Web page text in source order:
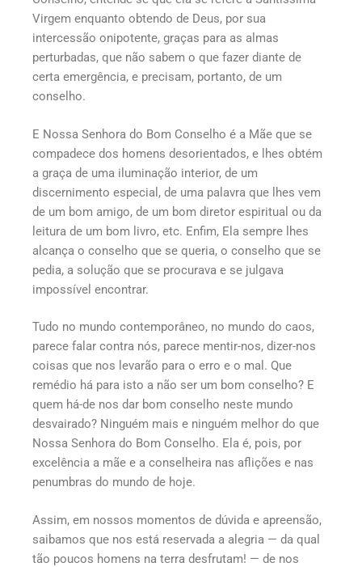
Virgem enquanto obtendo de Deus, por sua
intercessão onipotente, graças para as almas
perturbadas, que não sabem o que fazer diante de
certa emergência, e precisam, portanto, de um
conselho.
E Nossa Senhora do Bom Conselho é a Mãe que se
compadece dos homens desorientados, e lhes obtém
a graça de uma iluminação interior, de um
discernimento especial, de uma palavra que lhes vem
de um bom amigo, de um bom diretor espiritual ou da
leitura de um bom livro, etc. Enfim, Ela sempre lhes
alcança o conselho que se queria, o conselho que se
pedia, a solução que se procurava e se julgava
impossível encontrar.
Tudo no mundo contemporâneo, no mundo do caos,
parece falar contra nós, parece mentir-nos, dizer-nos
coisas que nos levarão para o erro e o mal. Que
remédio há para isto a não ser um bom conselho? E
quem há-de nos dar bom conselho neste mundo
desvairado? Ninguém mais e ninguém melhor do que
Nossa Senhora do Bom Conselho. Ela é, pois, por
excelência a mãe e a conselheira nas aflições e nas
penumbras do mundo de hoje.
Assim, em nossos momentos de dúvida e apreensão,
saibamos que nos está reservada a alegria — da qual
tão poucos homens na terra desfrutam! — de nos